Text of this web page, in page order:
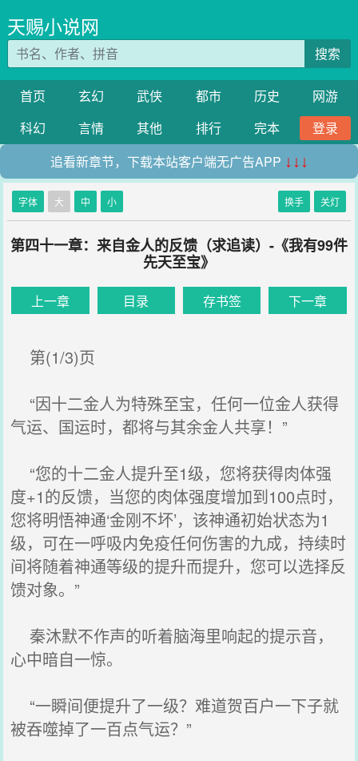
天赐小说网
搜索
首页 玄幻 武侠 都市 历史
网游
科幻
言情 其他 排行 完本
登录
追看新章节，下载本站客户端无广告APP ↓↓↓
字体 大 中 小 换手 关灯
第四十一章：来自金人的反馈（求追读）-《我有99件
先天至宝》
上一章 目录 存书签 下一章
第(1/3)页
“因十二金人为特殊至宝，任何一位金人获得
气运、国运时，都将与其余金人共享！”
“您的十二金人提升至1级，您将获得肉体强
度+1的反馈，当您的肉体强度增加到100点时，
您将明悟神通‘金刚不坏’，该神通初始状态为1
级，可在一呼吸内免疫任何伤害的九成，持续时
间将随着神通等级的提升而提升，您可以选择反
馈对象。”
秦沐默不作声的听着脑海里响起的提示音，
心中暗自一惊。
“一瞬间便提升了一级？难道贺百户一下子就
被吞噬掉了一百点气运？”